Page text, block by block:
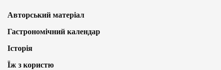
Авторський матеріал
Гастрономічний календар
Історія
Їж з користю